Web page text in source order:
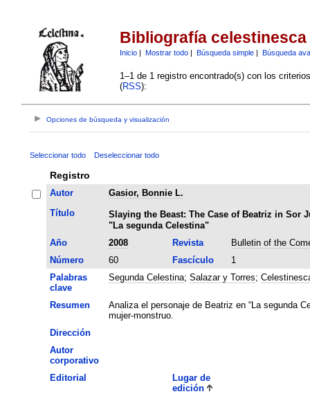
Bibliografía celestinesca
Inicio| Mostrar todo| Búsqueda simple| Búsqueda
1–1 de 1 registro encontrado(s) con los
(RSS):
Opciones de búsqueda y visualización
Seleccionar todo Deseleccionar todo
Registro
Autor
Gasior, Bonnie L.
Título
Slaying the Beast: The Case of Beatriz in
"La segunda Celestina"
Año
2008 Revista
Bulletin of the
Número
60 Fascículo
1
Palabras
clave
Segunda Celestina; Salazar y Torres;
Resumen
Analiza el personaje de Beatriz en “La segunda
mujer-monstruo.
Dirección
Autor
corporativo
Editorial
Lugar de
edición